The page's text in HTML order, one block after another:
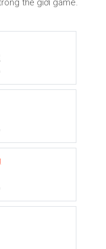
thế giới game.